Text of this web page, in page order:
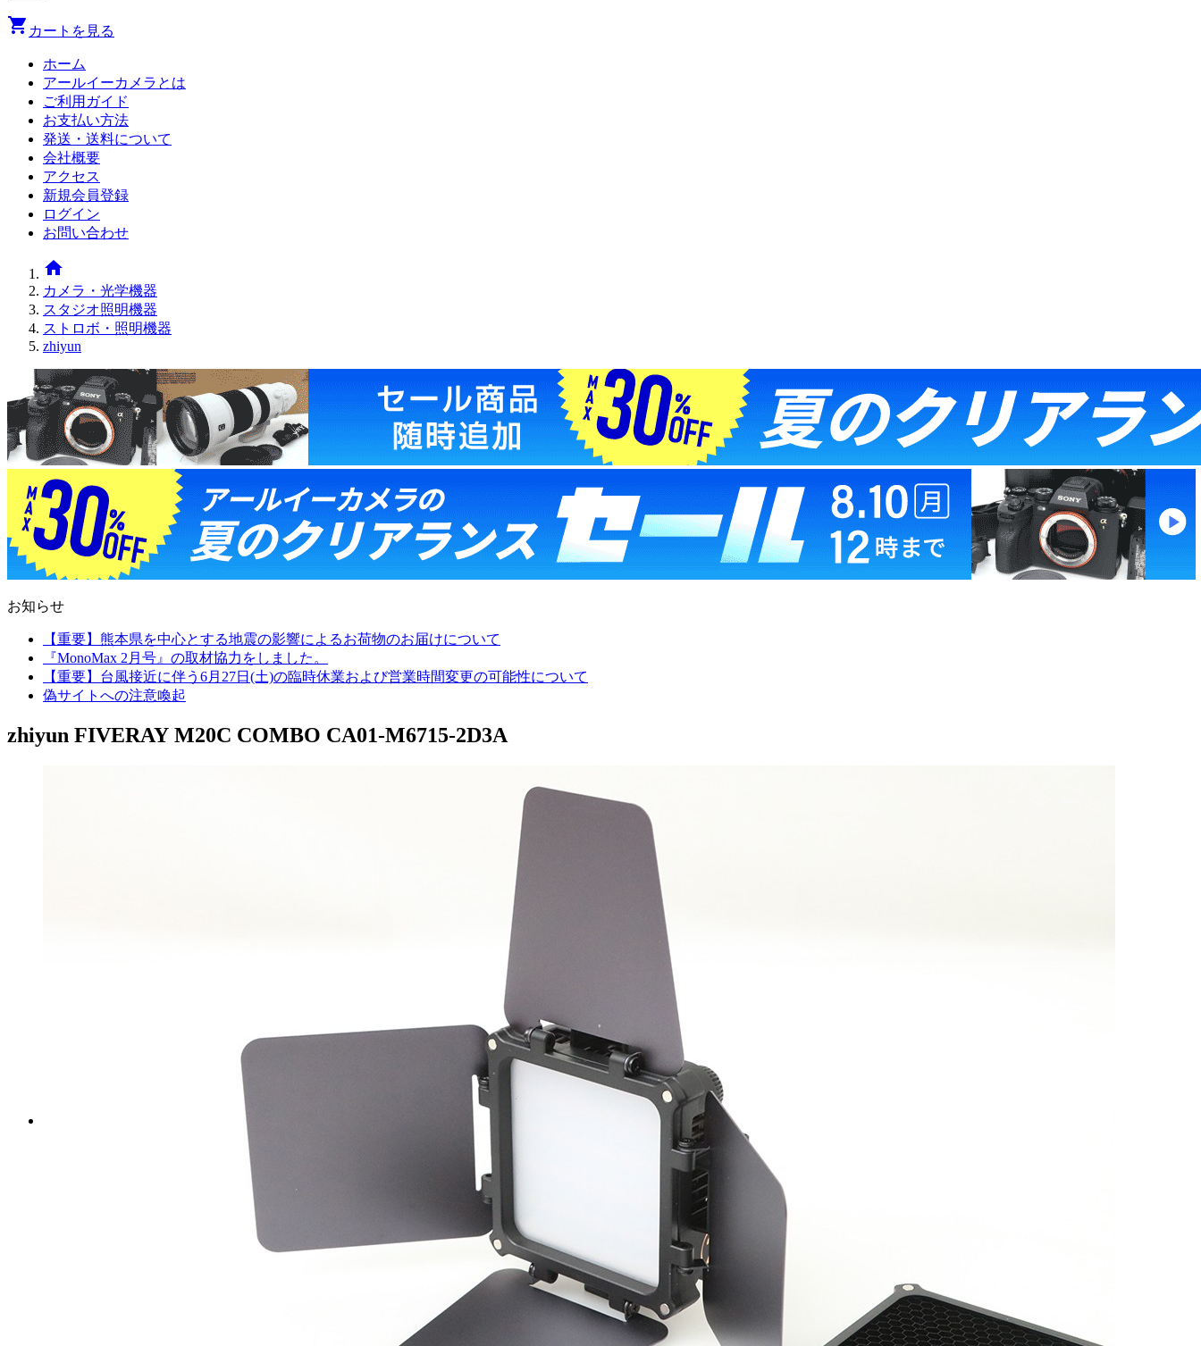
shopping_cart カートを見る
ホーム
アールイーカメラとは
ご利用ガイド
お支払い方法
発送・送料について
会社概要
アクセス
新規会員登録
ログイン
お問い合わせ
home
カメラ・光学機器
スタジオ照明機器
ストロボ・照明機器
zhiyun
お知らせ
【重要】熊本県を中心とする地震の影響によるお荷物のお届けについて
『MonoMax 2月号』の取材協力をしました。
【重要】台風接近に伴う6月27日(土)の臨時休業および営業時間変更の可能性について
偽サイトへの注意喚起
zhiyun FIVERAY M20C COMBO CA01-M6715-2D3A